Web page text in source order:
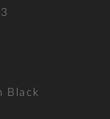
Black